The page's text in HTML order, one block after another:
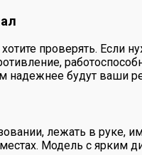
проверять. Если
надежнее будут ваши
лежать в руке,
Модель с ярким